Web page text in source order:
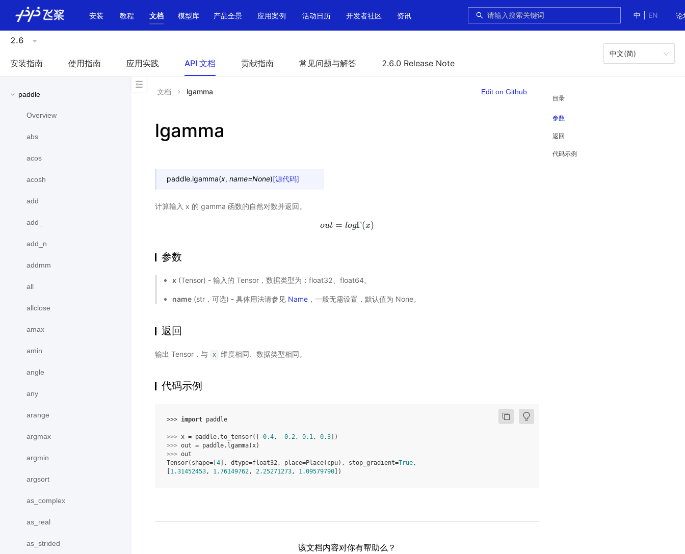
中
EN 论
安装 教程 文档 模型库 产品全景 应用案例 活动日历 开发者社区 资讯
2.6
安装指南 使用指南 应用实践 API 文档 贡献指南 常见问题与解答 2.6.0 Release Note
中文(简)
paddle
Overview
abs
acos
acosh
add
add_
add_n
addmm
all
allclose
amax
amin
angle
any
arange
argmax
argmin
argsort
as_complex
as_real
as_strided
目录
参数
返回
代码示例
文档 lgamma Edit on Github
lgamma
paddle.lgamma(x, name=None)[源代码]
计算输入 x 的 gamma 函数的自然对数并返回。
out = logΓ(x)
ou t= ogΓ(x)
参数
x (Tensor) - 输入的 Tensor，数据类型为：float32、float64。
name (str，可选) - 具体用法请参见 Name ，一般无需设置，默认值为 None。
返回
输出 Tensor，与 x 维度相同、数据类型相同。
代码示例
>>> import paddle
>>> x = paddle.to_tensor([ -0.4, -0.2, 0.1, 0.3 ])
>>> out = paddle. lgamma(x)
>>> out
Tensor(shape=[ 4 ], dtype=float32, place=Place(cpu), stop_gradient=True,
1.31452453, 1.76149762, 2.25271273, 1.09579790 ])
该文档内容对你有帮助么？